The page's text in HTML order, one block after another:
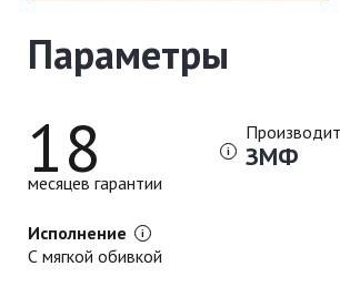
Параметры
Исполнение
С мягкой обивкой
ЗМФ
18
месяцев гарантии